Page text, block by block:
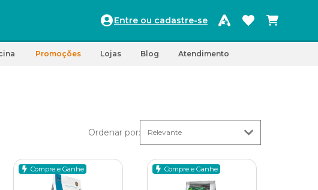
Entre ou cadastre-se
Promoções Lojas Blog Atendimento
Ordenar por:
Compre e Ganhe Compre e Ganhe